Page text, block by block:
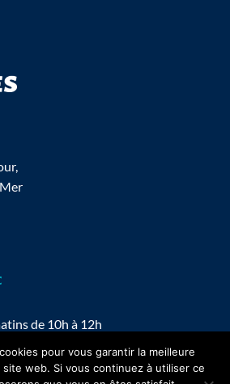
de 10h à 12h
pour vous garantir la meilleure
web. Si vous continuez à utiliser ce